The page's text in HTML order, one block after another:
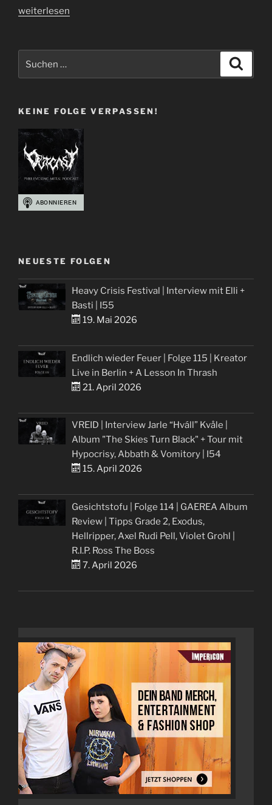
„Interview
|
Give
weiterlesen
KEINE FOLGE VERPASSEN!
NEUESTE FOLGEN
Heavy Crisis Festival | Interview mit Elli +
Basti | I55
19. Mai 2026
Endlich wieder Feuer | Folge 115 | Kreator
Live in Berlin + A Lesson In Thrash
21. April 2026
VREID | Interview Jarle “Hváll” Kvåle |
Album "The Skies Turn Black" + Tour mit
Hypocrisy, Abbath & Vomitory | I54
15. April 2026
Gesichtstofu | Folge 114 | GAEREA Album
Review | Tipps Grade 2, Exodus,
Hellripper, Axel Rudi Pell, Violet Grohl |
R.I.P. Ross The Boss
7. April 2026